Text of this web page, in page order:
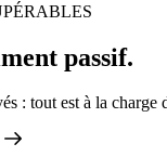
passif.
: tout est à la